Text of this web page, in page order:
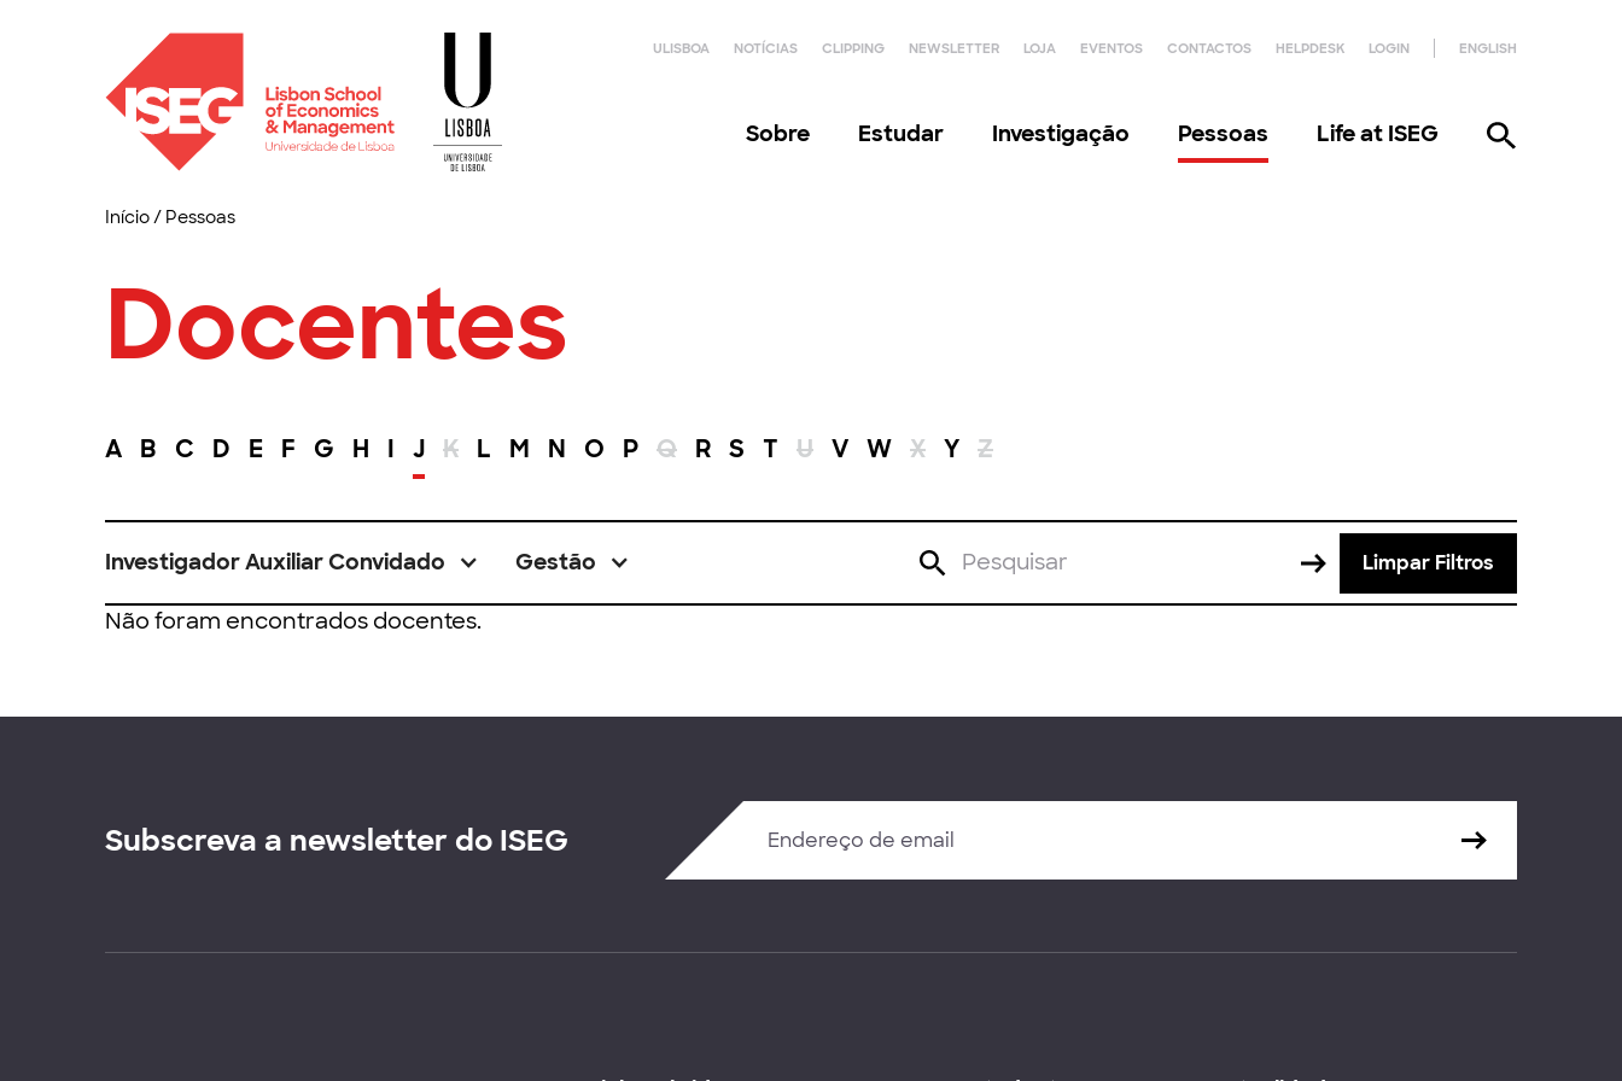
ULISBOA NOTÍCIAS CLIPPING NEWSLETTER LOJA EVENTOS CONTACTOS HELPDESK LOGIN ENGLISH
Sobre Estudar Investigação Pessoas Life at ISEG
Início/ Pessoas
Docentes
A B C D E F G H I J K L M N O P Q R S T U V W X Y Z
Investigador Auxiliar Convidado Gestão Limpar Filtros
Não foram encontrados docentes.
Subscreva a newsletter do ISEG